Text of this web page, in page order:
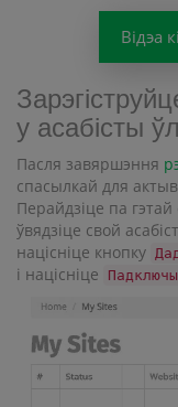
Відэа
у асабісты
Пасля завяршэння
спасылкай для
Перайдзіце па
ўвядзіце свой
націсніце кнопку
і націсніце